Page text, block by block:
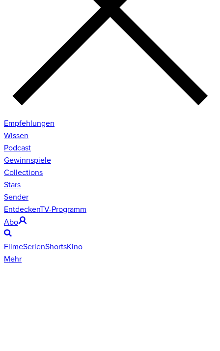
Empfehlungen
Wissen
Podcast
Gewinnspiele
Collections
Stars
Sender
EntdeckenTV-Programm
Abo
FilmeSerienShortsKino
Mehr